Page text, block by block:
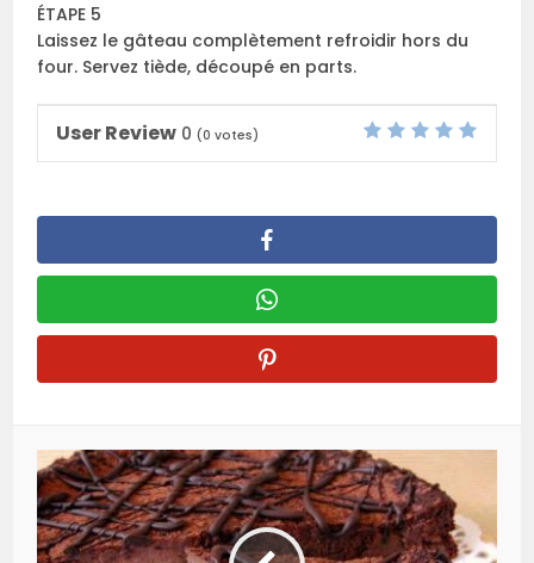
ÉTAPE 5
Laissez le gâteau complètement refroidir hors du
four. Servez tiède, découpé en parts.
User Review 0 (0 votes)